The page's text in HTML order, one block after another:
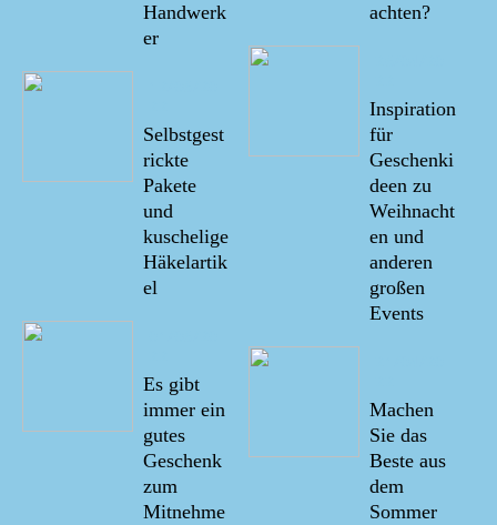
Handwerk
er
Selbstgest
rickte
Pakete
und
kuschelige
Häkelartik
el
Es gibt
immer ein
gutes
Geschenk
zum
Mitnehme
achten?
Inspiration
für
Geschenki
deen zu
Weihnacht
en und
anderen
großen
Events
Machen
Sie das
Beste aus
dem
Sommer